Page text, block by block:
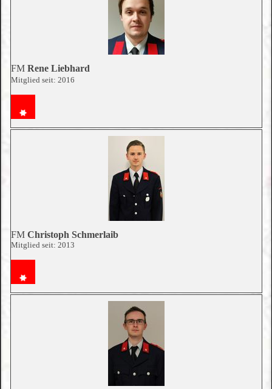
FM Rene Liebhard
Mitglied seit: 2016
FM Christoph Schmerlaib
Mitglied seit: 2013